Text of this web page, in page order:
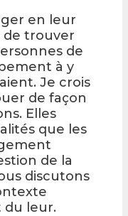
en leur
de trouver
de
à y
Je crois
de façon
Elles
que les
de la
discutons
leur.